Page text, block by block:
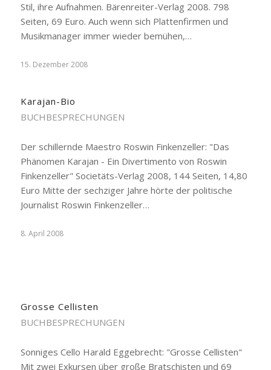
Stil, ihre Aufnahmen. Bärenreiter-Verlag 2008. 798
Seiten, 69 Euro. Auch wenn sich Plattenfirmen und
Musikmanager immer wieder bemühen,…
15. Dezember 2008
Karajan-Bio
BUCHBESPRECHUNGEN
Der schillernde Maestro Roswin Finkenzeller: "Das
Phänomen Karajan - Ein Divertimento von Roswin
Finkenzeller" Societäts-Verlag 2008, 144 Seiten, 14,80
Euro Mitte der sechziger Jahre hörte der politische
Journalist Roswin Finkenzeller…
8. April 2008
Grosse Cellisten
BUCHBESPRECHUNGEN
Sonniges Cello Harald Eggebrecht: "Grosse Cellisten"
Mit zwei Exkursen über große Bratschisten und 69